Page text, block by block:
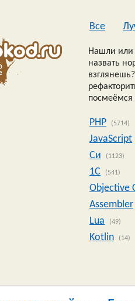
Все
Нашли или
назвать
посмеёмся
PHP (5714)
JavaScript
Си
(1123)
1C (541)
Objective
Assembler
Lua
(49)
Kotlin (14)